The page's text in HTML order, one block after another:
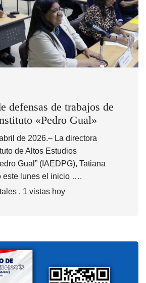
defensas de trabajos de
«Pedro Gual»
de 2026.– La directora
de Altos Estudios
Gual” (IAEDPG), Tatiana
este lunes el inicio ….
, 1 vistas hoy